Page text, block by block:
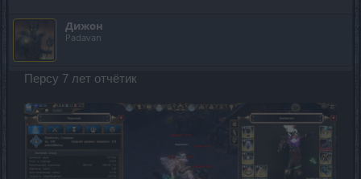
Дижон
Padavan
Персу 7 лет отчётик